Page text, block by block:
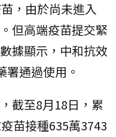
，由於尚未進入
但高端疫苗提交緊
據顯示，中和抗效
通過使用。
截至8月18日，累
苗接種635萬3743